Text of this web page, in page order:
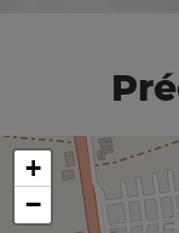
+
−